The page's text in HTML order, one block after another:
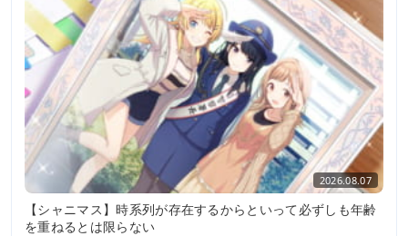
2026.08.07
【シャニマス】時系列が存在するからといって必ずしも年齢
を重ねるとは限らない